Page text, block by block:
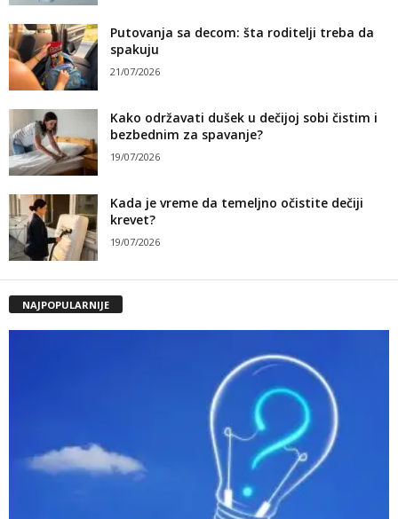
Putovanja sa decom: šta roditelji treba da
spakuju
21/07/2026
Kako održavati dušek u dečijoj sobi čistim i
bezbednim za spavanje?
19/07/2026
Kada je vreme da temeljno očistite dečiji
krevet?
19/07/2026
NAJPOPULARNIJE